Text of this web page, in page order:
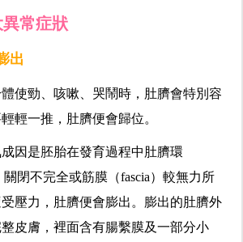
常症狀
出
使勁、咳嗽、哭鬧時，肚臍會特別容
輕一推，肚臍便會歸位。
因是胚胎在發育過程中肚臍環
關閉不完全或筋膜（fascia）較無力所
壓力，肚臍便會膨出。膨出的肚臍外
皮膚，裡面含有腸繫膜及一部分小